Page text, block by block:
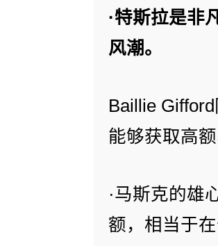
·特斯拉是非
风潮。
Baillie
能够获取高
·马斯克的雄
额，相当于